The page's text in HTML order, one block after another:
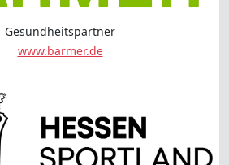
Gesundheitspartner
www.barmer.de